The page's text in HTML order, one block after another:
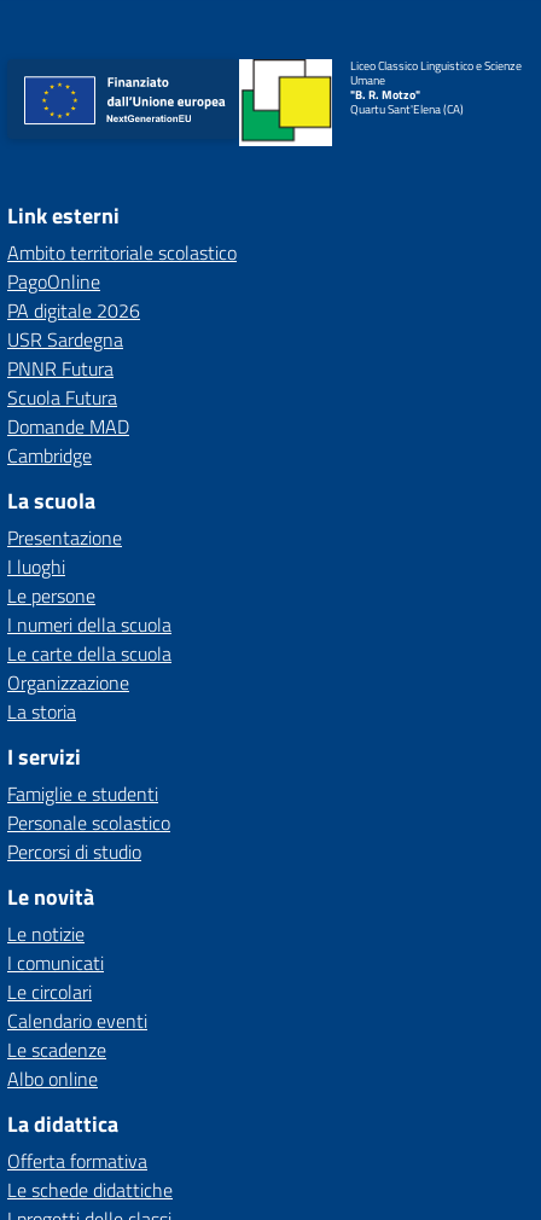
Liceo Classico Linguistico e Scienze
Umane
"B. R. Motzo"
Quartu Sant'Elena (CA)
Link esterni
Ambito territoriale scolastico
PagoOnline
PA digitale 2026
USR Sardegna
PNNR Futura
Scuola Futura
Domande MAD
Cambridge
La scuola
Presentazione
I luoghi
Le persone
I numeri della scuola
Le carte della scuola
Organizzazione
La storia
I servizi
Famiglie e studenti
Personale scolastico
Percorsi di studio
Le novità
Le notizie
I comunicati
Le circolari
Calendario eventi
Le scadenze
Albo online
La didattica
Offerta formativa
Le schede didattiche